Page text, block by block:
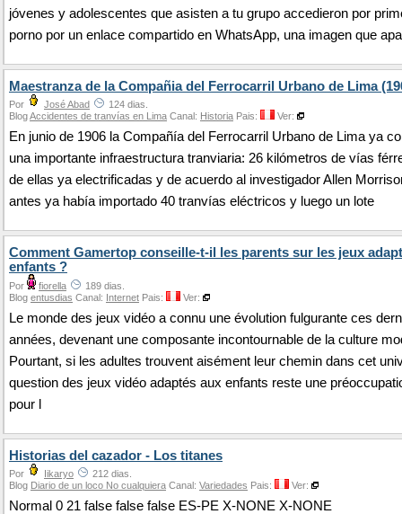
jóvenes y adolescentes que asisten a tu grupo accedieron por
porno por un enlace compartido en WhatsApp, una imagen que
Maestranza de la Compañia del Ferrocarril Urbano de Lima
Por José Abad
124 dias.
BlogAccidentes de tranvías en Lima Canal: Historia Pais: Ver:
En junio de 1906 la Compañía del Ferrocarril Urbano de Lima ya
una importante infraestructura tranviaria: 26 kilómetros de vías
de ellas ya electrificadas y de acuerdo al investigador Allen
antes ya había importado 40 tranvías eléctricos y luego un lote
Comment Gamertop conseille-t-il les parents sur les jeux
enfants ?
Por fiorella
189 dias.
Blog entusdias Canal: Internet Pais: Ver:
Le monde des jeux vidéo a connu une évolution fulgurante ces
années, devenant une composante incontournable de la culture
Pourtant, si les adultes trouvent aisément leur chemin dans cet
question des jeux vidéo adaptés aux enfants reste une
pour l
Historias del cazador - Los titanes
Por Iikaryo
212 dias.
Blog Diario de un loco No cualquiera Canal: Variedades Pais: Ver:
Normal 0 21 false false false ES-PE X-NONE X-NONE